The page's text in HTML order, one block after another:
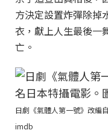
方決定設置炸彈除掉
衣，獻上人生最後一
亡。
日劇《氣體人第一號》改編
imdb